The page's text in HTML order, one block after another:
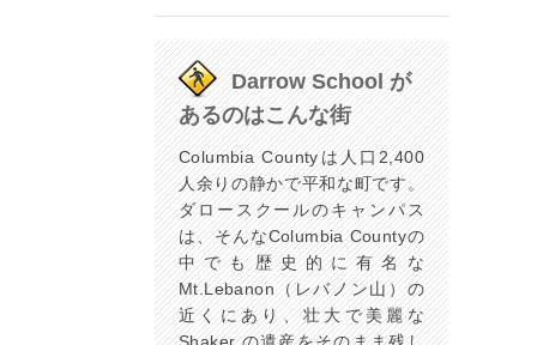
Darrow School が
あるのはこんな街
Columbia Countyは人口2,400
人余りの静かで平和な町です。
ダロースクールのキャンパス
は、そんなColumbia Countyの
中でも歴史的に有名な
Mt.Lebanon（レバノン山）の
近くにあり、壮大で美麗な
Shaker の遺産をそのまま残し